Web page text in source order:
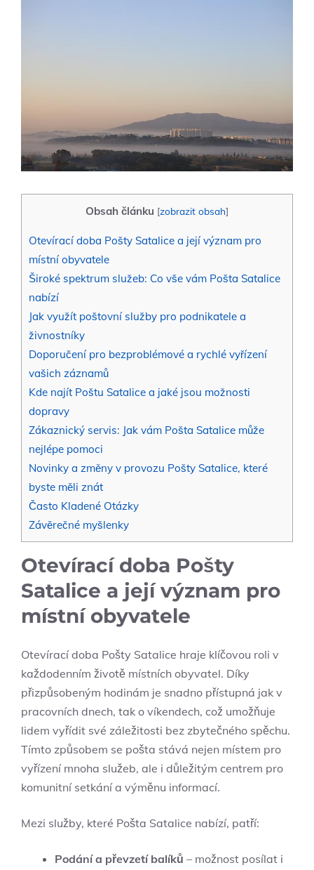
Obsah článku [zobrazit obsah]
Otevírací doba Pošty Satalice a její význam pro
místní obyvatele
Široké spektrum služeb: Co vše vám Pošta Satalice
nabízí
Jak využít poštovní služby pro podnikatele a
živnostníky
Doporučení pro bezproblémové a rychlé vyřízení
vašich záznamů
Kde najít Poštu Satalice a jaké jsou možnosti
dopravy
Zákaznický servis: Jak vám Pošta Satalice může
nejlépe pomoci
Novinky a změny v provozu Pošty Satalice, které
byste měli znát
Často Kladené Otázky
Závěrečné myšlenky
Otevírací doba Pošty
Satalice a její význam pro
místní obyvatele
Otevírací doba Pošty Satalice hraje klíčovou roli v
každodenním životě místních obyvatel. Díky
přizpůsobeným hodinám je snadno přístupná jak v
pracovních dnech, tak o víkendech, což umožňuje
lidem vyřídit své záležitosti bez zbytečného spěchu.
Tímto způsobem se pošta stává nejen místem pro
vyřízení mnoha služeb, ale i důležitým centrem pro
komunitní setkání a výměnu informací.
Mezi služby, které Pošta Satalice nabízí, patří:
Podání a převzetí balíků – možnost posílat i